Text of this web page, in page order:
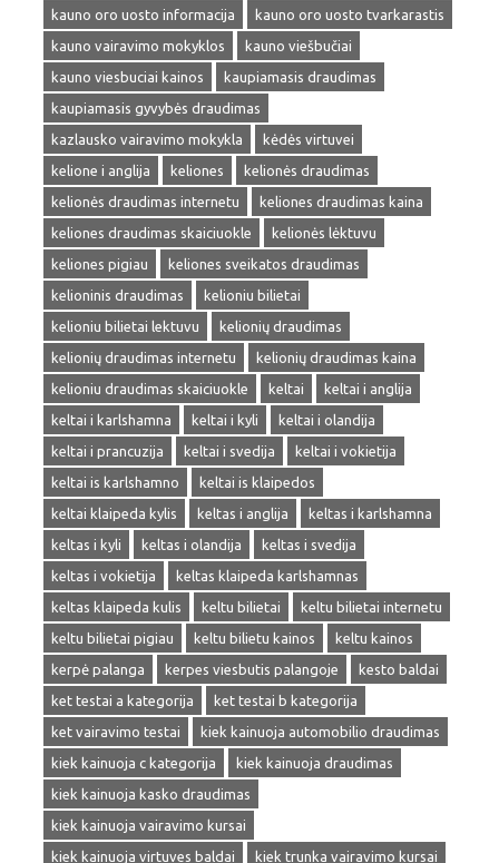
kauno oro uosto informacija
kauno oro uosto tvarkarastis
kauno vairavimo mokyklos
kauno viešbučiai
kauno viesbuciai kainos
kaupiamasis draudimas
kaupiamasis gyvybės draudimas
kazlausko vairavimo mokykla
kėdės virtuvei
kelione i anglija
keliones
kelionės draudimas
kelionės draudimas internetu
keliones draudimas kaina
keliones draudimas skaiciuokle
kelionės lėktuvu
keliones pigiau
keliones sveikatos draudimas
kelioninis draudimas
kelioniu bilietai
kelioniu bilietai lektuvu
kelionių draudimas
kelionių draudimas internetu
kelionių draudimas kaina
kelioniu draudimas skaiciuokle
keltai
keltai i anglija
keltai i karlshamna
keltai i kyli
keltai i olandija
keltai i prancuzija
keltai i svedija
keltai i vokietija
keltai is karlshamno
keltai is klaipedos
keltai klaipeda kylis
keltas i anglija
keltas i karlshamna
keltas i kyli
keltas i olandija
keltas i svedija
keltas i vokietija
keltas klaipeda karlshamnas
keltas klaipeda kulis
keltu bilietai
keltu bilietai internetu
keltu bilietai pigiau
keltu bilietu kainos
keltu kainos
kerpė palanga
kerpes viesbutis palangoje
kesto baldai
ket testai a kategorija
ket testai b kategorija
ket vairavimo testai
kiek kainuoja automobilio draudimas
kiek kainuoja c kategorija
kiek kainuoja draudimas
kiek kainuoja kasko draudimas
kiek kainuoja vairavimo kursai
kiek kainuoja virtuves baldai
kiek trunka vairavimo kursai